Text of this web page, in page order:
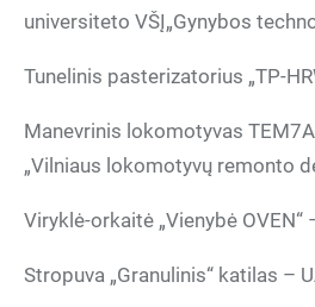
universiteto VŠĮ„Gynybos
Tunelinis pasterizatorius „TP-
Manevrinis lokomotyvas
„Vilniaus lokomotyvų remonto
Viryklė-orkaitė „Vienybė OVEN“
Stropuva „Granulinis“ katilas –